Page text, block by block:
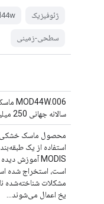
ژئوفیزیک
سطحی-زمینی
سالانه جهانی 250 میلیون
استفاده از یک
است، استخراج شده
مشکلات شناخته‌شده
یخ اعمال می‌شوند...